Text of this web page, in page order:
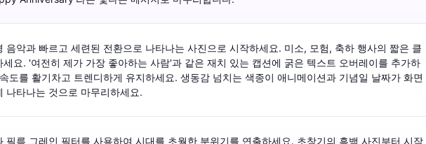
음악과 빠르고 세련된 전환으로 나타나는 사진으로 시작하세요. 미소, 모험, 축하 행사의 짧은 클
세요. '여전히 제가 가장 좋아하는 사람'과 같은 재치 있는 캡션에 굵은 텍스트 오버레이를 추가하
도를 활기차고 트렌디하게 유지하세요. 생동감 넘치는 색종이 애니메이션과 기념일 날짜가 화면
나타나는 것으로 마무리하세요.
필름 그레인 필터를 사용하여 시대를 초월한 분위기를 연출하세요. 초창기의 흑백 사진부터 시작